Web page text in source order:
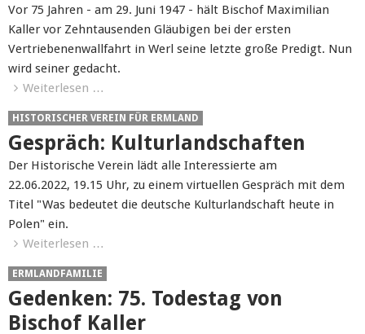
Vor 75 Jahren - am 29. Juni 1947 - hält Bischof Maximilian
Kaller vor Zehntausenden Gläubigen bei der ersten
Vertriebenenwallfahrt in Werl seine letzte große Predigt. Nun
wird seiner gedacht.
Weiterlesen …
HISTORISCHER VEREIN FÜR ERMLAND
Gespräch: Kulturlandschaften
Der Historische Verein lädt alle Interessierte am
22.06.2022, 19.15 Uhr, zu einem virtuellen Gespräch mit dem
Titel "Was bedeutet die deutsche Kulturlandschaft heute in
Polen" ein.
Weiterlesen …
ERMLANDFAMILIE
Gedenken: 75. Todestag von
Bischof Kaller